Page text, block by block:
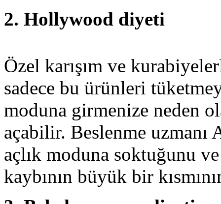
2. Hollywood diyeti
Özel karışım ve
sadece bu ürünleri
moduna girmenize neden
açabilir. Beslenme
açlık moduna soktuğunu
kaybının büyük bir